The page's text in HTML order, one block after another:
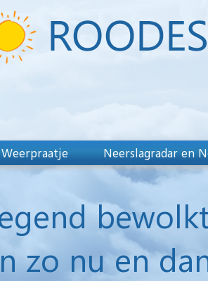
Weerpraatje Neerslagradar en
zo nu en